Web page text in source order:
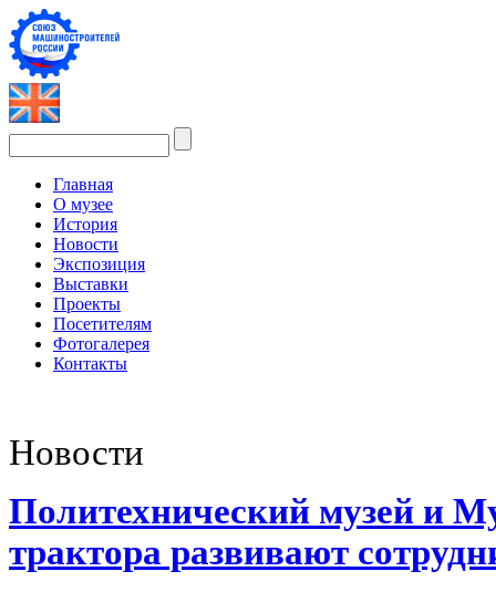
Главная
О музее
История
Новости
Экспозиция
Выставки
Проекты
Посетителям
Фотогалерея
Контакты
Новости
Политехнический музей и
трактора развивают